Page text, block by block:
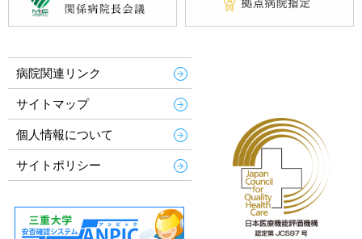
病院関連リンク
サイトマップ
個人情報について
サイトポリシー